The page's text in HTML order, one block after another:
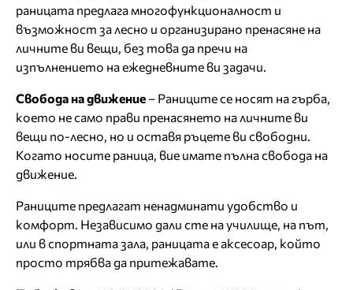
раницата предлага многофункционалност и
възможност за лесно и организирано пренасяне на
личните ви вещи, без това да пречи на
изпълнението на ежедневните ви задачи.
Свобода на движение – Раниците се носят на гърба,
което не само прави пренасянето на личните ви
вещи по-лесно, но и оставя ръцете ви свободни.
Когато носите раница, вие имате пълна свобода на
движение.
Раниците предлагат ненадминати удобство и
комфорт. Независимо дали сте на училище, на път,
или в спортната зала, раницата е аксесоар, който
просто трябва да притежавате.